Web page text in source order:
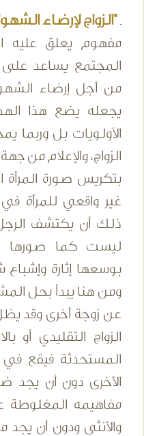
ـ"الزواج لإرضاء
مفهوم يعلق عليه
المجتمع يساعد على
من أجل إرضاء
يجعله يضع هذا
الأولويات بل وربما
الزواج، والإعلام من
بتكريس صورة المرأة
غير واقعي للمرأة في
ذلك أن يكتشف الرجل
ليست كما صورها
بوسعها إثارة وإشباع
ومن هنا يبدأ بحل
عن زوجة أخرى وقد
الزواج التقليدي أو
المستحدثة فيقع في
الأخرى دون أن يجد
مفاهيمه المغلوطة
والأنثى ودون أن يجد